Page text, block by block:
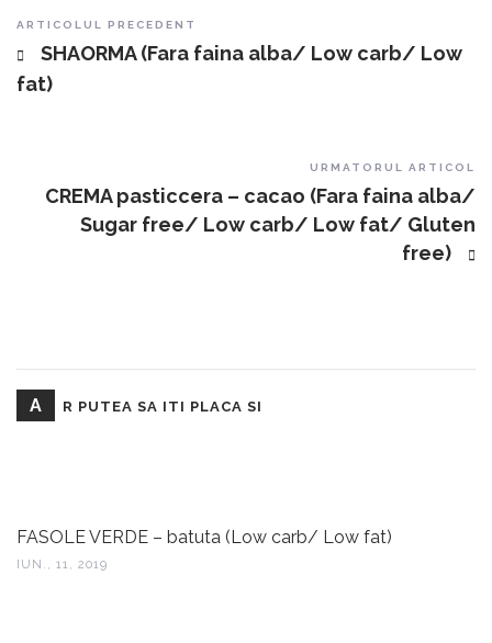
Post navigation
ARTICOLUL PRECEDENT
SHAORMA (Fara faina alba/ Low carb/ Low
fat)
URMATORUL ARTICOL
CREMA pasticcera – cacao (Fara faina alba/
Sugar free/ Low carb/ Low fat/ Gluten
free)
A R PUTEA SA ITI PLACA SI
FASOLE VERDE – batuta (Low carb/ Low fat)
IUN., 11, 2019